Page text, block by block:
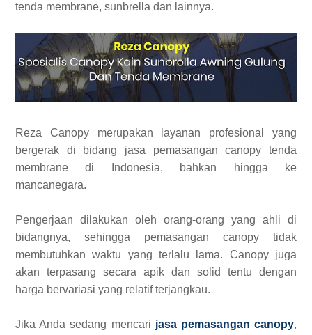
tenda membrane, sunbrella dan lainnya.
Reza Canopy merupakan layanan profesional yang
bergerak di bidang jasa pemasangan canopy tenda
membrane di Indonesia, bahkan hingga ke
mancanegara.
Pengerjaan dilakukan oleh orang-orang yang ahli di
bidangnya, sehingga pemasangan canopy tidak
membutuhkan waktu yang terlalu lama. Canopy juga
akan terpasang secara apik dan solid tentu dengan
harga bervariasi yang relatif terjangkau.
Jika Anda sedang mencari jasa pemasangan canopy,